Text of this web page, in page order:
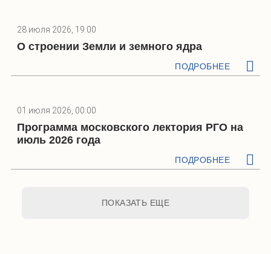
28 июля 2026, 19:00
О строении Земли и земного ядра
ПОДРОБНЕЕ
01 июля 2026, 00:00
Программа московского лектория РГО на
июль 2026 года
ПОДРОБНЕЕ
ПОКАЗАТЬ ЕЩЕ